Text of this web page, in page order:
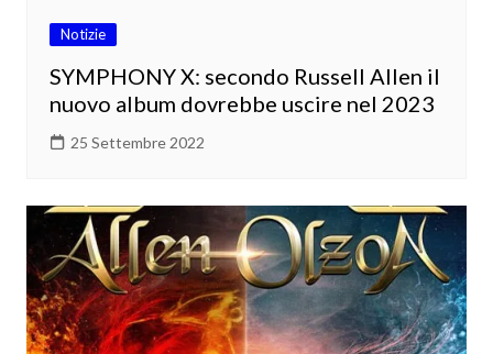
Notizie
SYMPHONY X: secondo Russell Allen il
nuovo album dovrebbe uscire nel 2023
25 Settembre 2022